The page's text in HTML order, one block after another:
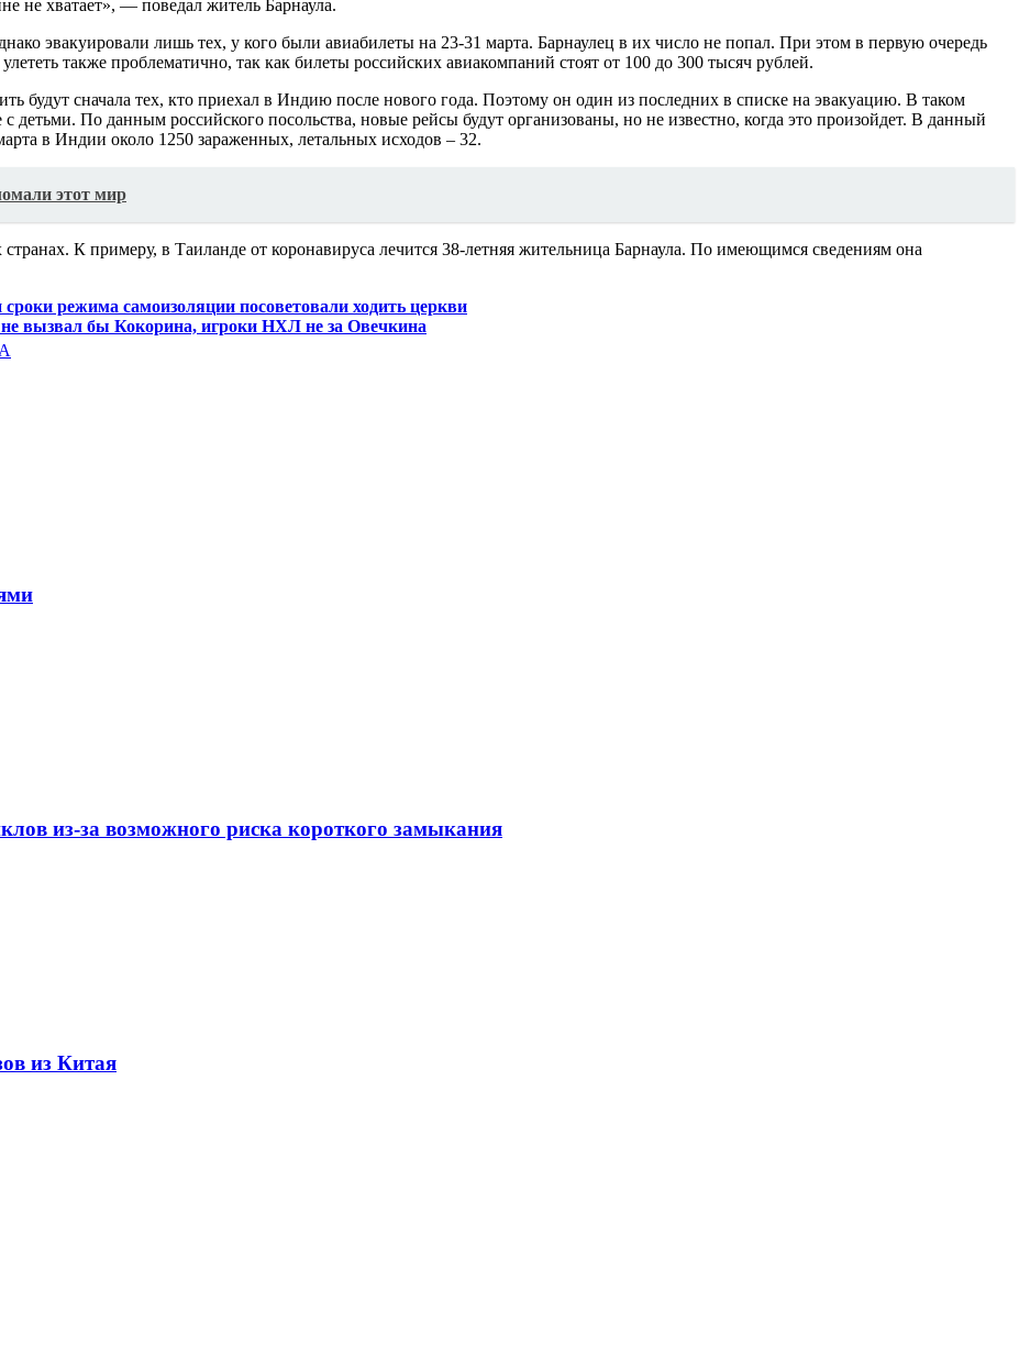
не хватает», — поведал житель Барнаула.
эвакуировали лишь тех, у кого были авиабилеты на 23-31 марта. Барнаулец в их число не попал. При этом в первую очередь
также проблематично, так как билеты российских авиакомпаний стоят от 100 до 300 тысяч рублей.
будут сначала тех, кто приехал в Индию после нового года. Поэтому он один из последних в списке на эвакуацию. В таком
детьми. По данным российского посольства, новые рейсы будут организованы, но не известно, когда это произойдет. В данный
в Индии около 1250 зараженных, летальных исходов – 32.
этот мир
К примеру, в Таиланде от коронавируса лечится 38-летняя жительница Барнаула. По имеющимся сведениям она
режима самоизоляции посоветовали ходить церкви
вызвал бы Кокорина, игроки НХЛ не за Овечкина
из-за возможного риска короткого замыкания
из Китая